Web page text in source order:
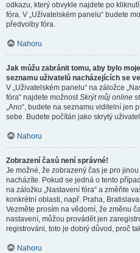
odkazu, který obvykle najdete po
fóra. V „Uživatelském panelu“ budete
předvolby fóra.
Nahoru
Jak můžu zabránit tomu, aby bylo
seznamu uživatelů nacházejících se
V „Uživatelském panelu“ na záložce
fóra“ najdete možnostSkrýt můj online
„Ano“, budete na seznamu viditelní jen
sebe. Budete počítán jako skrytý
Nahoru
Zobrazení časů není správné!
Je možné, že zobrazený čas je pro
nacházíte. Pokud se jedná o tento
na záložku „Nastavení fóra“ a změňte
konkrétní oblasti, např. Praha,
Vezměte prosím na vědomí, že změnu
nastavení, můžou provádět jen
registrováni, toto je dobrý důvod, proč
Nahoru